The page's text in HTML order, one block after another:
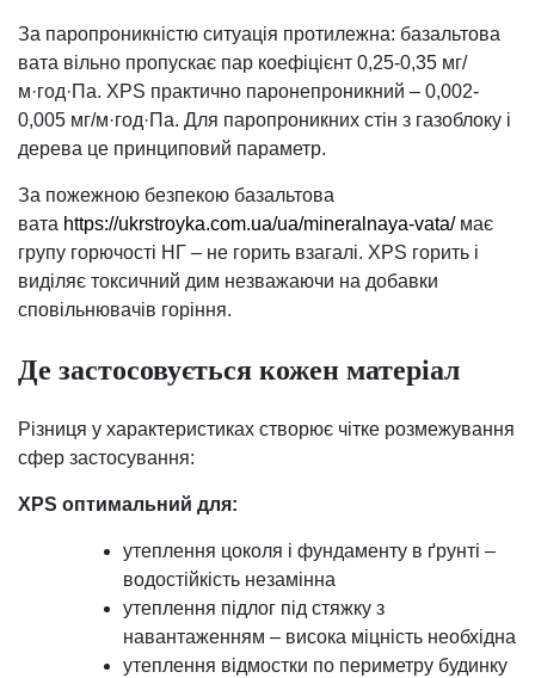
За паропроникністю ситуація протилежна: базальтова
вата вільно пропускає пар коефіцієнт 0,25-0,35 мг/
м·год·Па. XPS практично паронепроникний – 0,002-
0,005 мг/м·год·Па. Для паропроникних стін з газоблоку і
дерева це принциповий параметр.
За пожежною безпекою базальтова
вата https://ukrstroyka.com.ua/ua/mineralnaya-vata/має
групу горючості НГ – не горить взагалі. XPS горить і
виділяє токсичний дим незважаючи на добавки
сповільнювачів горіння.
Де застосовується кожен матеріал
Різниця у характеристиках створює чітке розмежування
сфер застосування:
XPS оптимальний для:
утеплення цоколя і фундаменту в ґрунті –
водостійкість незамінна
утеплення підлог під стяжку з
навантаженням – висока міцність необхідна
утеплення відмостки по периметру будинку